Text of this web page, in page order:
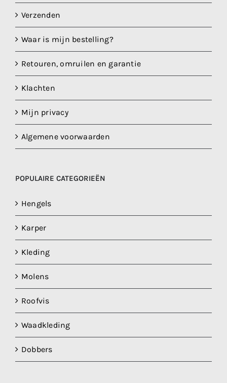
Verzenden
Waar is mijn bestelling?
Retouren, omruilen en garantie
Klachten
Mijn privacy
Algemene voorwaarden
POPULAIRE CATEGORIEËN
Hengels
Karper
Kleding
Molens
Roofvis
Waadkleding
Dobbers